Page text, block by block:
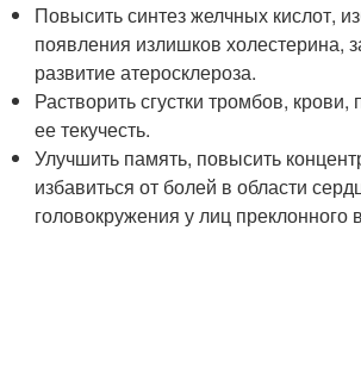
Повысить синтез желчных кислот,
появления излишков холестерина,
развитие атеросклероза.
Растворить сгустки тромбов, крови,
ее текучесть.
Улучшить память, повысить
избавиться от болей в области
головокружения у лиц преклонного